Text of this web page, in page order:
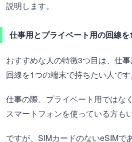
説明します。
仕事用とプライベート用の回線
おすすめな人の特徴3つ目は、仕
回線を1つの端末で持ちたい人です
仕事の際、プライベート用ではな
スマートフォンを使っている方も
ですが、SIMカードのないeSIMで